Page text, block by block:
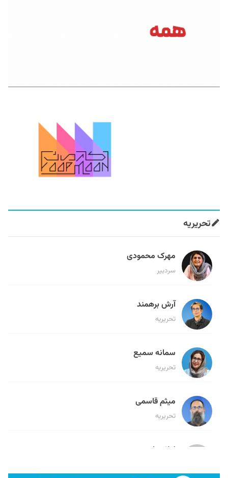
تحریریه
مهرک محمودی
سردبیر
آرش برهمند
تحریریه
سمانه سمیع
تحریریه
میثم قاسمی
تحریریه
لیلا حنارود